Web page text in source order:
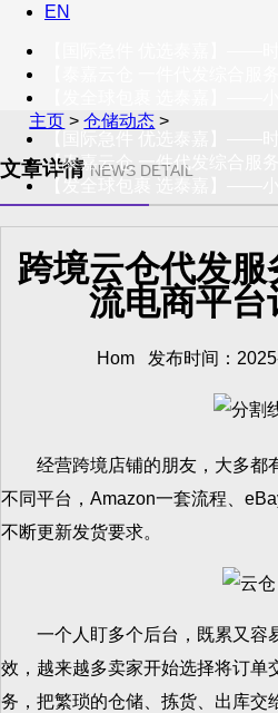
400-098-5699
联系我们
EN
【泰嘉云仓 一件代发综合服务
【发全球包裹 选泰嘉】——小
主页 >仓储动态 >
文章详情 NEWS DETAIL
跨境云仓代发
流电商平台
Hom 发布时间：
经营跨境店铺的朋友，大多都
不同平台，Amazon一套流程、
不断更新发货要求。
一个人盯多个后台，既累又容
效，越来越多卖家开始选择将订单
务，把繁琐的仓储、拣货、出库交